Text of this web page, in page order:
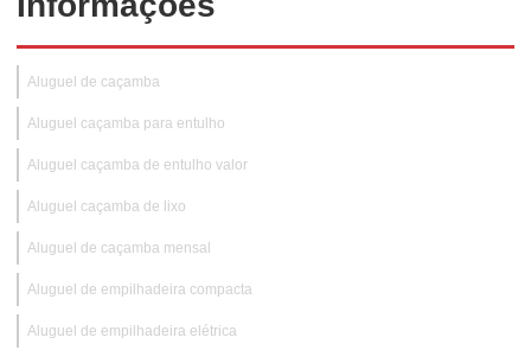
Aluguel de caçamba
Aluguel caçamba para entulho
Aluguel caçamba de entulho valor
Aluguel caçamba de lixo
Aluguel de caçamba mensal
Aluguel de empilhadeira compacta
Aluguel de empilhadeira elétrica